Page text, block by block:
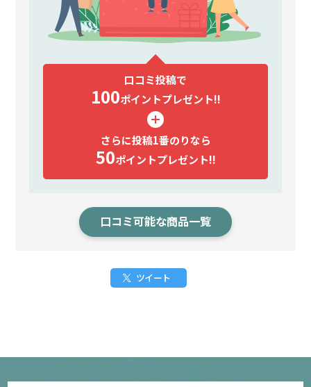
口コミ投稿で
100ポイントプレゼント!!
さらに投稿1番のりなら
50ポイントプレゼント!!
口コミ可能な商品一覧
ツイート